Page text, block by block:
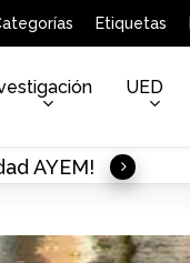
Etiquetas
UED
AYEM!